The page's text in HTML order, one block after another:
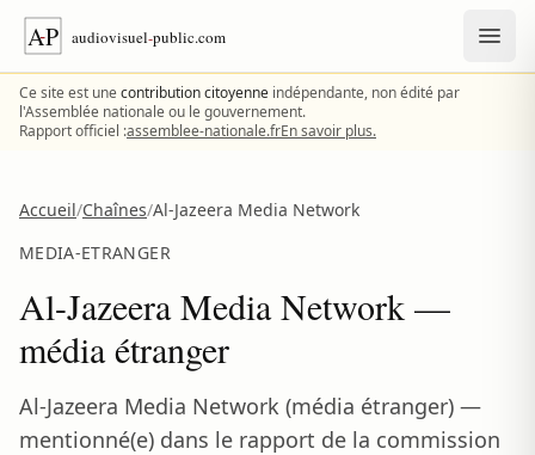
Aller au contenu
Ce site est unecontribution citoyenne indépendante, non édité par
l'Assemblée nationale ou le gouvernement.
Rapport officiel :assemblee-nationale.frEn savoir plus.
Accueil/Chaînes/Al-Jazeera Media Network
MEDIA-ETRANGER
Al-Jazeera Media Network —
média étranger
Al-Jazeera Media Network (média étranger) —
mentionné(e) dans le rapport de la commission